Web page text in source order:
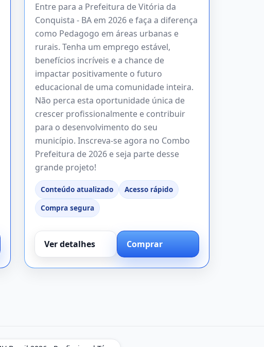
Entre para a Prefeitura de Vitória da
Conquista - BA em 2026 e faça a diferença
como Pedagogo em áreas urbanas e
rurais. Tenha um emprego estável,
benefícios incríveis e a chance de
impactar positivamente o futuro
educacional de uma comunidade inteira.
Não perca esta oportunidade única de
crescer profissionalmente e contribuir
para o desenvolvimento do seu
município. Inscreva-se agora no Combo
Prefeitura de 2026 e seja parte desse
grande projeto!
Conteúdo atualizado
Acesso rápido
Compra segura
Ver detalhes Comprar